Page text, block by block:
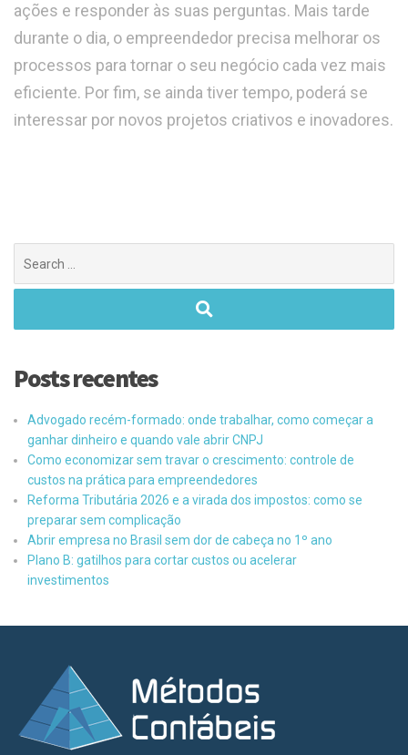
ações e responder às suas perguntas. Mais tarde
durante o dia, o empreendedor precisa melhorar os
processos para tornar o seu negócio cada vez mais
eficiente. Por fim, se ainda tiver tempo, poderá se
interessar por novos projetos criativos e inovadores.
Posts recentes
Advogado recém-formado: onde trabalhar, como começar a
ganhar dinheiro e quando vale abrir CNPJ
Como economizar sem travar o crescimento: controle de
custos na prática para empreendedores
Reforma Tributária 2026 e a virada dos impostos: como se
preparar sem complicação
Abrir empresa no Brasil sem dor de cabeça no 1º ano
Plano B: gatilhos para cortar custos ou acelerar
investimentos